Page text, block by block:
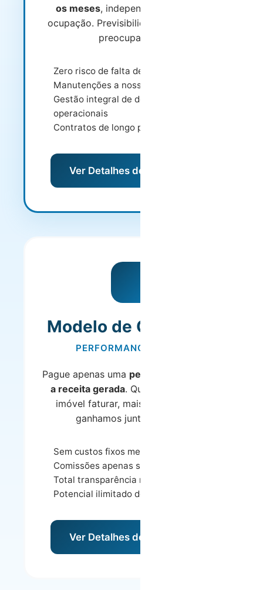
os meses, independentemente da
ocupação. Previsibilidade total e zero
preocupações.
Zero risco de falta de ocupação
Manutenções a nosso cargo
Gestão integral de despesas
operacionais
Contratos de longo prazo
Ver Detalhes do Modelo
Modelo de Comissão
PERFORMANCE-BASED
Pague apenas uma percentagem sobre
a receita gerada. Quanto mais o seu
imóvel faturar, mais ganha – e nós
ganhamos junto consigo.
Sem custos fixos mensais
Comissões apenas sobre receita
Total transparência nos ganhos
Potencial ilimitado de receita
Ver Detalhes do Modelo